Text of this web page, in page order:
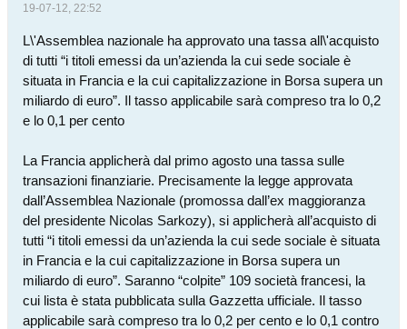
19-07-12, 22:52
L\'Assemblea nazionale ha approvato una tassa all\'acquisto
di tutti “i titoli emessi da un’azienda la cui sede sociale è
situata in Francia e la cui capitalizzazione in Borsa supera un
miliardo di euro”. Il tasso applicabile sarà compreso tra lo 0,2
e lo 0,1 per cento
La Francia applicherà dal primo agosto una tassa sulle
transazioni finanziarie. Precisamente la legge approvata
dall’Assemblea Nazionale (promossa dall’ex maggioranza
del presidente Nicolas Sarkozy), si applicherà all’acquisto di
tutti “i titoli emessi da un’azienda la cui sede sociale è situata
in Francia e la cui capitalizzazione in Borsa supera un
miliardo di euro”. Saranno “colpite” 109 società francesi, la
cui lista è stata pubblicata sulla Gazzetta ufficiale. Il tasso
applicabile sarà compreso tra lo 0,2 per cento e lo 0,1 contro